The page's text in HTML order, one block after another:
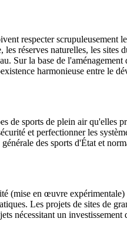
respecter scrupuleusement
réserves naturelles, les sites
Sur la base de
harmonieuse entre le
de sports de plein air qu'elles
et perfectionner les
des sports d'État et
(mise en œuvre
Les projets de sites de
nécessitant un